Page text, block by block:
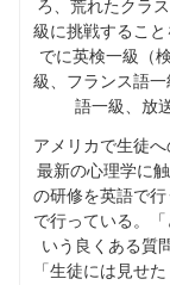
ろ、荒れたクラ
級に挑戦するこ
でに英検一級（
級、フランス語
語一級、放
アメリカで生徒
最新の心理学に触
の研修を英語で
で行っている。
いう良くある質
「生徒には見せ